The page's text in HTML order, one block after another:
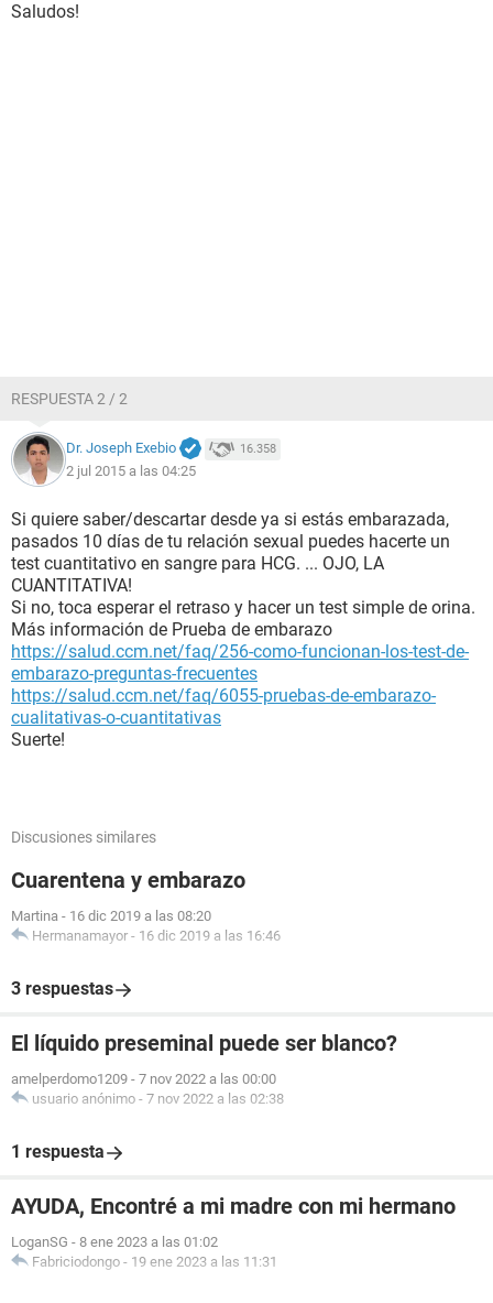
Saludos!
RESPUESTA 2 / 2
Dr. Joseph Exebio 16.358
2 jul 2015 a las 04:25
Si quiere saber/descartar desde ya si estás embarazada,
pasados 10 días de tu relación sexual puedes hacerte un
test cuantitativo en sangre para HCG. ... OJO, LA
CUANTITATIVA!
Si no, toca esperar el retraso y hacer un test simple de orina.
Más información de Prueba de embarazo
https://salud.ccm.net/faq/256-como-funcionan-los-test-de-
embarazo-preguntas-frecuentes
https://salud.ccm.net/faq/6055-pruebas-de-embarazo-
cualitativas-o-cuantitativas
Suerte!
Discusiones similares
Cuarentena y embarazo
Martina - 16 dic 2019 a las 08:20
Hermanamayor - 16 dic 2019 a las 16:46
3 respuestas
El líquido preseminal puede ser blanco?
amelperdomo1209 - 7 nov 2022 a las 00:00
usuario anónimo - 7 nov 2022 a las 02:38
1 respuesta
AYUDA, Encontré a mi madre con mi hermano
LoganSG - 8 ene 2023 a las 01:02
Fabriciodongo - 19 ene 2023 a las 11:31